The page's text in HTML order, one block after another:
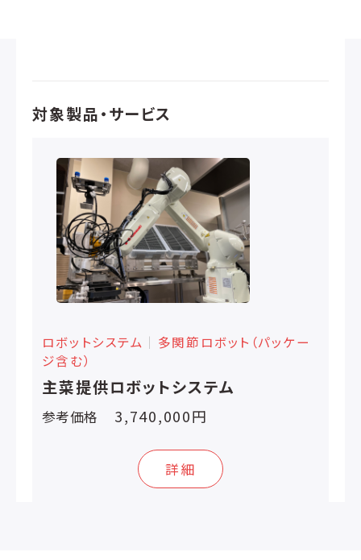
対象製品・サービス
ロボットシステム │ 多関節ロボット（パッケー
ジ含む）
主菜提供ロボットシステム
参考価格 3,740,000円
詳細